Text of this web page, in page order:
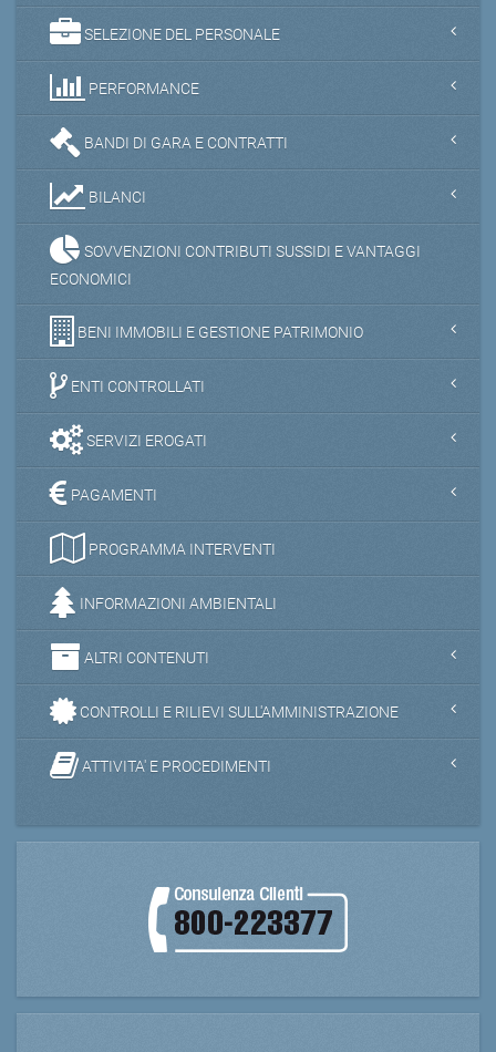
SELEZIONE DEL PERSONALE
PERFORMANCE
BANDI DI GARA E CONTRATTI
BILANCI
SOVVENZIONI CONTRIBUTI SUSSIDI E VANTAGGI
ECONOMICI
BENI IMMOBILI E GESTIONE PATRIMONIO
ENTI CONTROLLATI
SERVIZI EROGATI
PAGAMENTI
PROGRAMMA INTERVENTI
INFORMAZIONI AMBIENTALI
ALTRI CONTENUTI
CONTROLLI E RILIEVI SULL'AMMINISTRAZIONE
ATTIVITA' E PROCEDIMENTI